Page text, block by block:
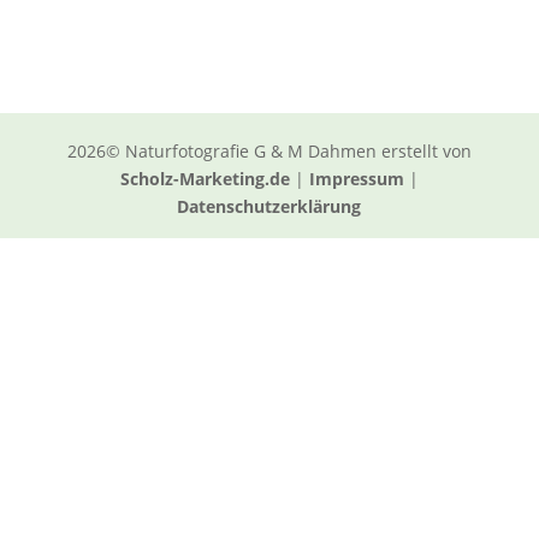
2026© Naturfotografie G & M Dahmen erstellt von
Scholz-Marketing.de| Impressum |
Datenschutzerklärung